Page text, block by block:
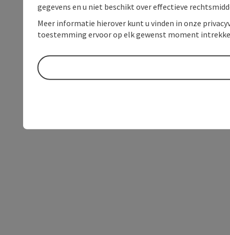
gegevens en u niet beschikt over effectieve
Meer informatie hierover kunt u vinden in onze
toestemming ervoor op elk gewenst moment